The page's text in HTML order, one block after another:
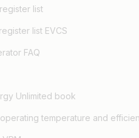
list
list EVCS
FAQ
Unlimited book
temperature and